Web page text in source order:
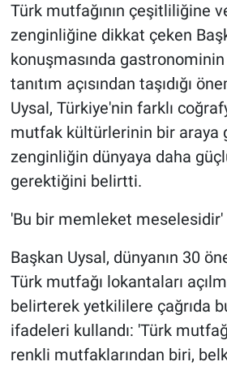
Türk mutfağının çeşitliliğine
zenginliğine dikkat çeken
konuşmasında
tanıtım açısından taşıdığı
Uysal, Türkiye'nin farklı
mutfak kültürlerinin bir araya
zenginliğin dünyaya daha
gerektiğini belirtti.
'Bu bir memleket meselesidir'
Başkan Uysal, dünyanın 30
Türk mutfağı lokantaları
belirterek yetkililere çağrıda
ifadeleri kullandı: 'Türk
renkli mutfaklarından biri,